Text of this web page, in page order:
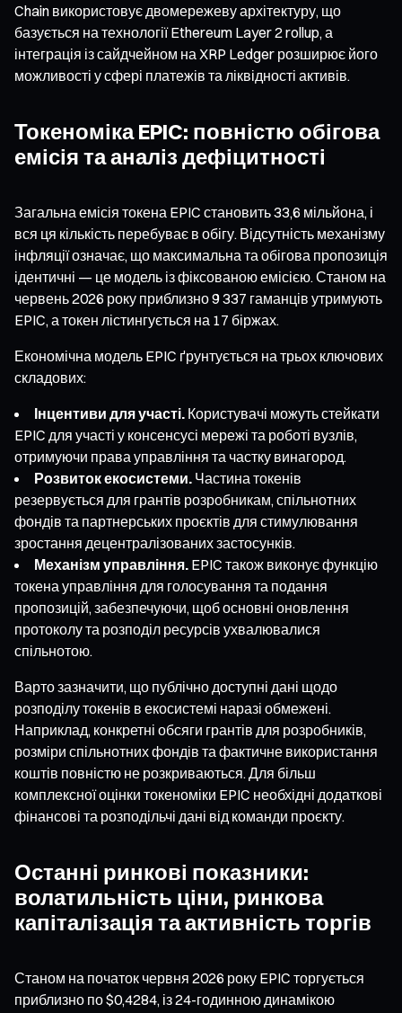
Chain використовує двомережеву архітектуру, що
базується на технології Ethereum Layer 2 rollup, а
інтеграція із сайдчейном на XRP Ledger розширює його
можливості у сфері платежів та ліквідності активів.
Токеноміка EPIC: повністю обігова
емісія та аналіз дефіцитності
Загальна емісія токена EPIC становить 33,6 мільйона, і
вся ця кількість перебуває в обігу. Відсутність механізму
інфляції означає, що максимальна та обігова пропозиція
ідентичні — це модель із фіксованою емісією. Станом на
червень 2026 року приблизно 9 337 гаманців утримують
EPIC, а токен лістингується на 17 біржах.
Економічна модель EPIC ґрунтується на трьох ключових
складових:
Інцентиви для участі. Користувачі можуть стейкати
EPIC для участі у консенсусі мережі та роботі вузлів,
отримуючи права управління та частку винагород.
Розвиток екосистеми. Частина токенів
резервується для грантів розробникам, спільнотних
фондів та партнерських проєктів для стимулювання
зростання децентралізованих застосунків.
Механізм управління. EPIC також виконує функцію
токена управління для голосування та подання
пропозицій, забезпечуючи, щоб основні оновлення
протоколу та розподіл ресурсів ухвалювалися
спільнотою.
Варто зазначити, що публічно доступні дані щодо
розподілу токенів в екосистемі наразі обмежені.
Наприклад, конкретні обсяги грантів для розробників,
розміри спільнотних фондів та фактичне використання
коштів повністю не розкриваються. Для більш
комплексної оцінки токеноміки EPIC необхідні додаткові
фінансові та розподільчі дані від команди проєкту.
Останні ринкові показники:
волатильність ціни, ринкова
капіталізація та активність торгів
Станом на початок червня 2026 року EPIC торгується
приблизно по $0,4284, із 24-годинною динамікою